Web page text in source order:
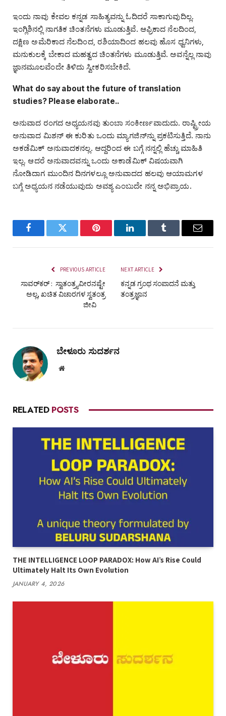
ಇಂದು ನಾವು ಕೇವಲ ಕನ್ನಡ ಸಾಹಿತ್ಯವನ್ನು ಓದಿದರೆ ಸಾಕಾಗುವುದಿಲ್ಲ.
ಇಂಗ್ಲಿಶಿನಲ್ಲಿ ನಾಗತಿಕ ಚಿಂತನೆಗಳು ಮೂಡುತ್ತಿವೆ. ಆಫ್ರಿಕಾದ ನೆಲದಿಂದ,
ದಕ್ಷಿಣ ಅಮೆರಿಕಾದ ನೆಲದಿಂದ, ರಶಿಯಾದಿಂದ ಹಲವು ಹೊಸ ಧ್ವನಿಗಳು,
ಮನುಕುಲಕ್ಕೆ ಬೇಕಾದ ಮಹತ್ವದ ಚಿಂತನೆಗಳು ಮೂಡುತ್ತಿವೆ. ಅವನ್ನೆಲ್ಲ ನಾವು
ಜ್ಞಾನಮೂಲವೆಂದೇ ತಿಳಿದು ಸ್ವೀಕರಿಸಬೇಕಿದೆ.
What do say about the future of translation
studies? Please elaborate..
ಅನುವಾದ ರಂಗದ ಅಧ್ಯಯನವು ತುಂಬಾ ಸಂಕೀರ್ಣವಾದುದು. ರಾಷ್ಟ್ರೀಯ
ಅನುವಾದ ಮಿಶನ್‌ ಈ ಕುರಿತು ಒಂದು ಮ್ಯಾಗಜಿನ್‌ನ್ನು ಪ್ರಕಟಿಸುತ್ತಿದೆ. ನಾನು
ಅಕಡೆಮಿಕ್‌ ಅನುವಾದಕನಲ್ಲ. ಆದ್ದರಿಂದ ಈ ಬಗ್ಗೆ ನನ್ನಲ್ಲಿ ಹೆಚ್ಚು ಮಾಹಿತಿ
ಇಲ್ಲ. ಆದರೆ ಅನುವಾದವನ್ನು ಒಂದು ಅಕಾಡೆಮಿಕ್‌ ವಿಷಯವಾಗಿ
ನೋಡಿದಾಗ ಮುಂದಿನ ದಿನಗಳಲ್ಲೂ ಅನುವಾದದ ಹಲವು ಆಯಾಮಗಳ
ಬಗ್ಗೆ ಅಧ್ಯಯನ ನಡೆಯುವುದು ಅವಶ್ಯ ಎಂಬುದೇ ನನ್ನ ಅಭಿಪ್ರಾಯ.
FacebookTwitter Pinterest LinkedInTumblr Email
PREVIOUS ARTICLE
ಸಾವರ್‌ಕರ್‌ : ಸ್ವಾತಂತ್ರ್ಯವೀರನಷ್ಟೇ
ಅಲ್ಲ, ಖಚಿತ ವಿಚಾರಗಳ ಸ್ವತಂತ್ರ
ಜೀವಿ
NEXT ARTICLE
ಕನ್ನಡ ಗ್ರಂಥ ಸಂಪಾದನೆ ಮತ್ತು
ತಂತ್ರಜ್ಞಾನ
ಬೇಳೂರು ಸುದರ್ಶನ
Website
RELATED POSTS
THE INTELLIGENCE LOOP PARADOX: How AI’s Rise Could
Ultimately Halt Its Own Evolution
JANUARY 4, 2026